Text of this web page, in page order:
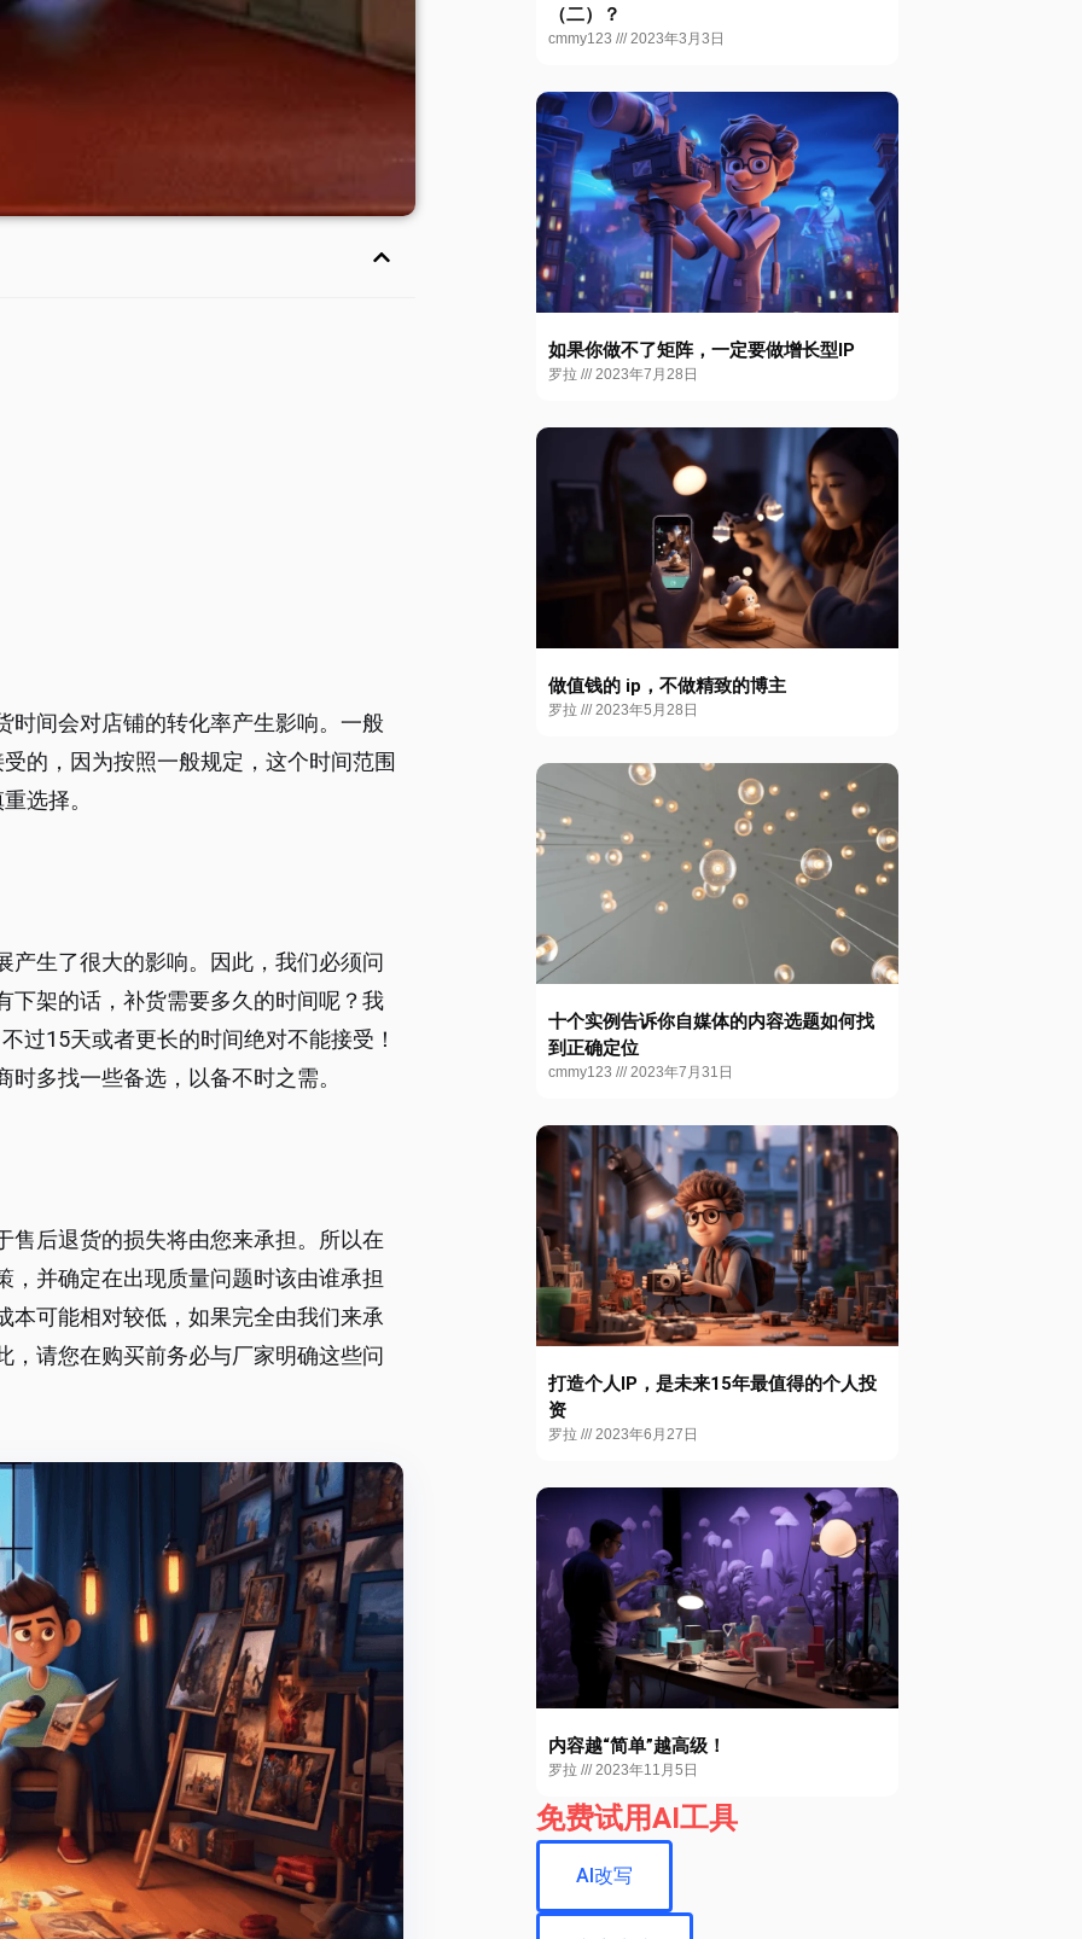
时间会对店铺的转化率产生影响。一般
的，因为按照一般规定，这个时间范围
选择。
产生了很大的影响。因此，我们必须问
下架的话，补货需要多久的时间呢？我
过15天或者更长的时间绝对不能接受！
多找一些备选，以备不时之需。
售后退货的损失将由您来承担。所以在
，并确定在出现质量问题时该由谁承担
本可能相对较低，如果完全由我们来承
，请您在购买前务必与厂家明确这些问
（二）？
cmmy123 2023年3月3日
如果你做不了矩阵，一定要做增长型IP
罗拉 2023年7月28日
做值钱的 ip，不做精致的博主
罗拉 2023年5月28日
十个实例告诉你自媒体的内容选题如何找
到正确定位
cmmy123 2023年7月31日
打造个人IP，是未来15年最值得的个人投
资
罗拉 2023年6月27日
内容越“简单”越高级！
罗拉 2023年11月5日
免费试用AI工具
AI改写